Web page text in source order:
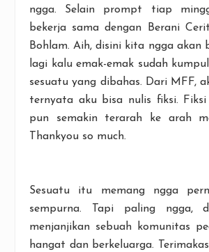
ngga. Selain prompt tiap
bekerja sama dengan Berani
Bohlam. Aih, disini kita ngga akan
lagi kalu emak-emak sudah
sesuatu yang dibahas. Dari MFF,
ternyata aku bisa nulis fiksi.
pun semakin terarah ke arah
Thankyou so much.
Sesuatu itu memang ngga
sempurna. Tapi paling ngga,
menjanjikan sebuah komunitas
hangat dan berkeluarga.